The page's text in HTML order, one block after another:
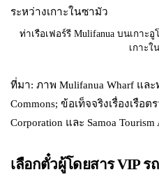
ท่าเรือเฟอร์รี Mulifanua บนเกาะ
เกาะใ
ที่มา: ภาพ Mulifanua Wharf และ
Commons; ข้อเท็จจริงเรื่องเรือต
Corporation และ Samoa
เลือกตั๋วผู้โดยสาร VIP ร